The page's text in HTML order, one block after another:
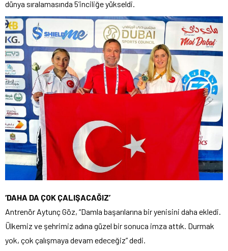
dünya sıralamasında 5’inciliğe yükseldi.
‘DAHA DA ÇOK ÇALIŞACAĞIZ’
Antrenör Aytunç Göz, “Damla başarılarına bir yenisini daha ekledi.
Ülkemiz ve şehrimiz adına güzel bir sonuca imza attık. Durmak
yok, çok çalışmaya devam edeceğiz” dedi.